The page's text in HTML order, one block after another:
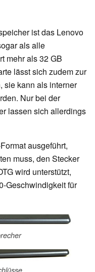
ist das Lenovo
als alle
mehr als 32 GB
lässt sich zudem zur
sie kann als interner
Nur bei der
lassen sich allerdings
ausgeführt,
muss, den Stecker
wird unterstützt,
Geschwindigkeit für